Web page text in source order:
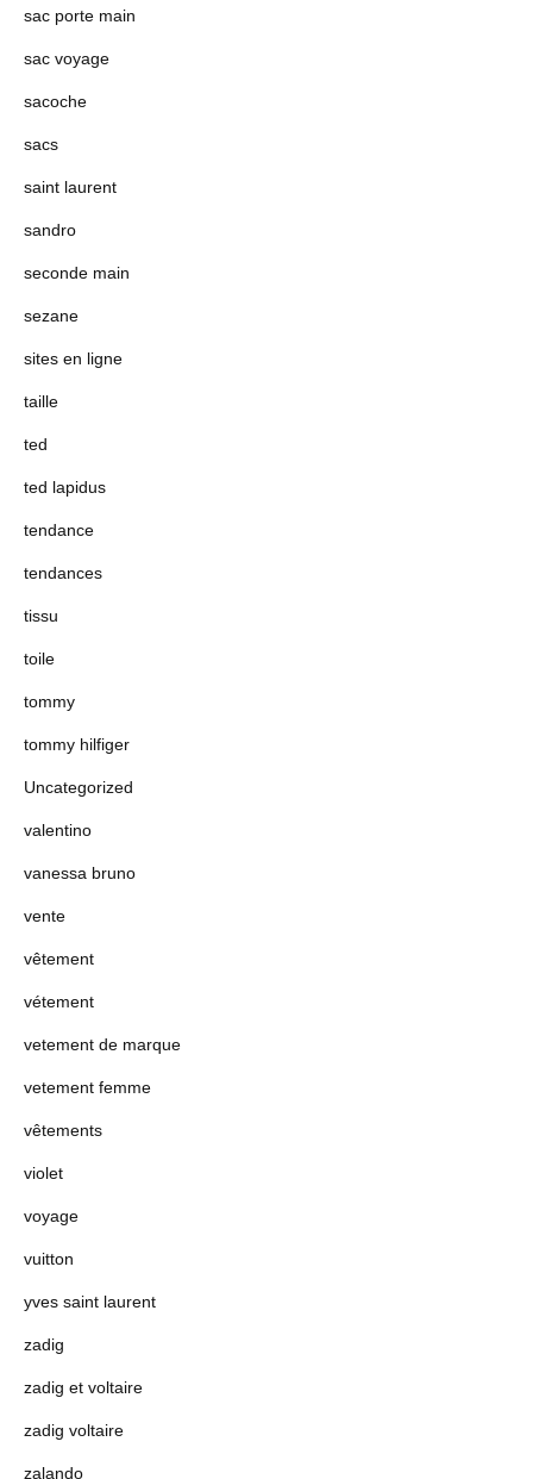
sac porte main
sac voyage
sacoche
sacs
saint laurent
sandro
seconde main
sezane
sites en ligne
taille
ted
ted lapidus
tendance
tendances
tissu
toile
tommy
tommy hilfiger
Uncategorized
valentino
vanessa bruno
vente
vêtement
vétement
vetement de marque
vetement femme
vêtements
violet
voyage
vuitton
yves saint laurent
zadig
zadig et voltaire
zadig voltaire
zalando